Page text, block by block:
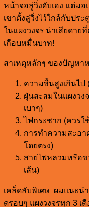
หน้าจอลู่วิ่งดับเอง แต่มอ
เขาตั้งลู่วิ่งไว้ใกล้กับปร
ในแผงวงจร น่าเสียดาย
เกือบหมื่นบาท!
สาเหตุหลักๆ ของปัญหา
ความชื้นสูงเกินไป
ฝุ่นสะสมในแผงวง
เบาๆ)
ไฟกระชาก (ควรใ
การทำความสะอา
โดยตรง)
สายไฟหลวมหรือข
เส้น)
เคล็ดลับพิเศษ ผมแนะน
ดรอบๆ แผงวงจรทุก 3 เ